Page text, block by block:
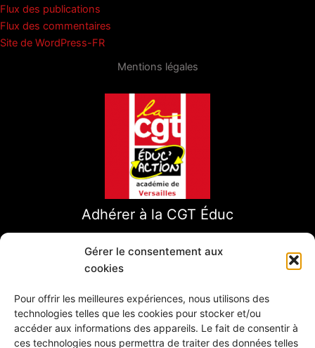
Gérer le consentement aux
cookies
Pour offrir les meilleures expériences, nous utilisons des
technologies telles que les cookies pour stocker et/ou
accéder aux informations des appareils. Le fait de consentir à
ces technologies nous permettra de traiter des données telles
Flux des publications
Flux des commentaires
Site de WordPress-FR
Mentions légales
Adhérer à la CGT Éduc